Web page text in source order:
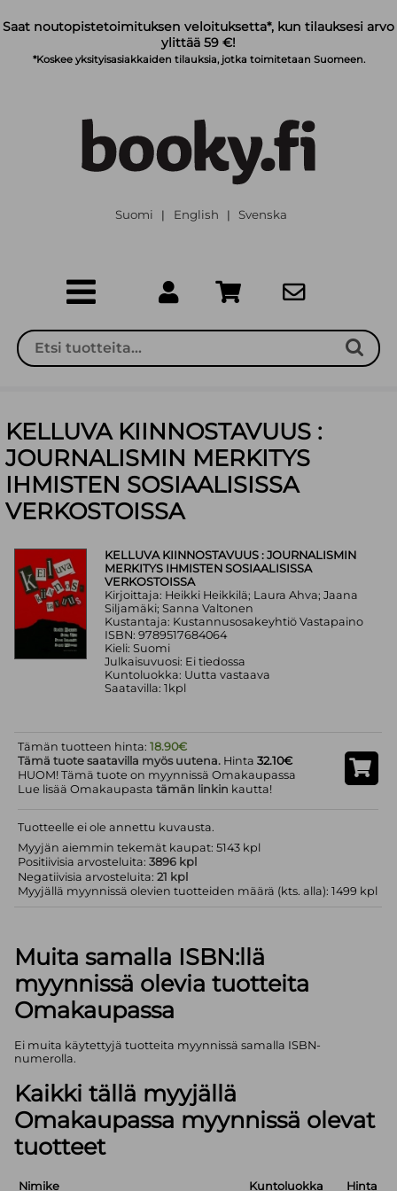
Saat noutopistetoimituksen veloituksetta*, kun tilauksesi arvo
ylittää 59 €!
*Koskee yksityisasiakkaiden tilauksia, jotka toimitetaan Suomeen.
Suomi | English | Svenska
KELLUVA KIINNOSTAVUUS :
JOURNALISMIN MERKITYS
IHMISTEN SOSIAALISISSA
VERKOSTOISSA
KELLUVA KIINNOSTAVUUS : JOURNALISMIN
MERKITYS IHMISTEN SOSIAALISISSA
VERKOSTOISSA
Kirjoittaja: Heikki Heikkilä; Laura Ahva; Jaana
Siljamäki; Sanna Valtonen
Kustantaja: Kustannusosakeyhtiö Vastapaino
ISBN: 9789517684064
Kieli: Suomi
Julkaisuvuosi: Ei tiedossa
Kuntoluokka: Uutta vastaava
Saatavilla: 1kpl
Tämän tuotteen hinta:18.90€
Tämä tuote saatavilla myös uutena. Hinta32.10€
HUOM! Tämä tuote on myynnissä Omakaupassa
Lue lisää Omakaupastatämän linkin kautta!
Tuotteelle ei ole annettu kuvausta.
Myyjän aiemmin tekemät kaupat: 5143 kpl
Positiivisia arvosteluita:3896 kpl
Negatiivisia arvosteluita:21 kpl
Myyjällä myynnissä olevien tuotteiden määrä (kts. alla): 1499 kpl
Muita samalla ISBN:llä
myynnissä olevia tuotteita
Omakaupassa
Ei muita käytettyjä tuotteita myynnissä samalla ISBN-
numerolla.
Kaikki tällä myyjällä
Omakaupassa myynnissä olevat
tuotteet
Nimike Kuntoluokka
Hinta